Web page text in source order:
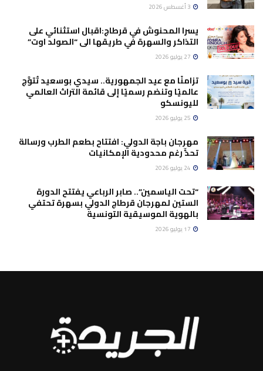
يسرا المحنوش في قرطاج:اقبال استثنائي على
التذاكر والسهرة في طريقها الى “الصولد اوت”
تزامنًا مع عيد الجمهورية.. سيدي بوسعيد تُتوَّج
عالميًا وتنضم رسميًا إلى قائمة التراث العالمي
لليونسكو
مهرجان باجة الدولي: افتتاح بطعم الطرب ورسالة
تحدٍّ رغم محدودية الإمكانيات
“تحت الياسمين”.. صابر الرباعي يفتتح الدورة
الستين لمهرجان قرطاج الدولي بسهرة تحتفي
بالهوية الموسيقية التونسية